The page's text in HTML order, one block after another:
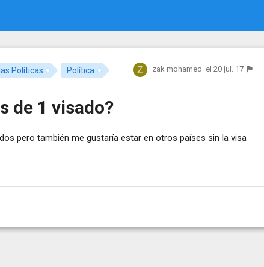
Políticas Política zak mohamed el 20 jul. 17
de 1 visado?
pero también me gustaría estar en otros países sin la visa